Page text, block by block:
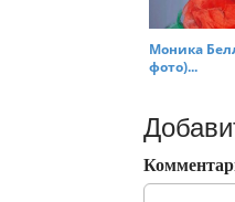
Моника
фото)...